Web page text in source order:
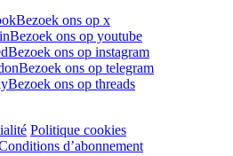
Bezoek ons op x
Bezoek ons op youtube
Bezoek ons op instagram
Bezoek ons op telegram
Bezoek ons op threads
Politique cookies
d’abonnement